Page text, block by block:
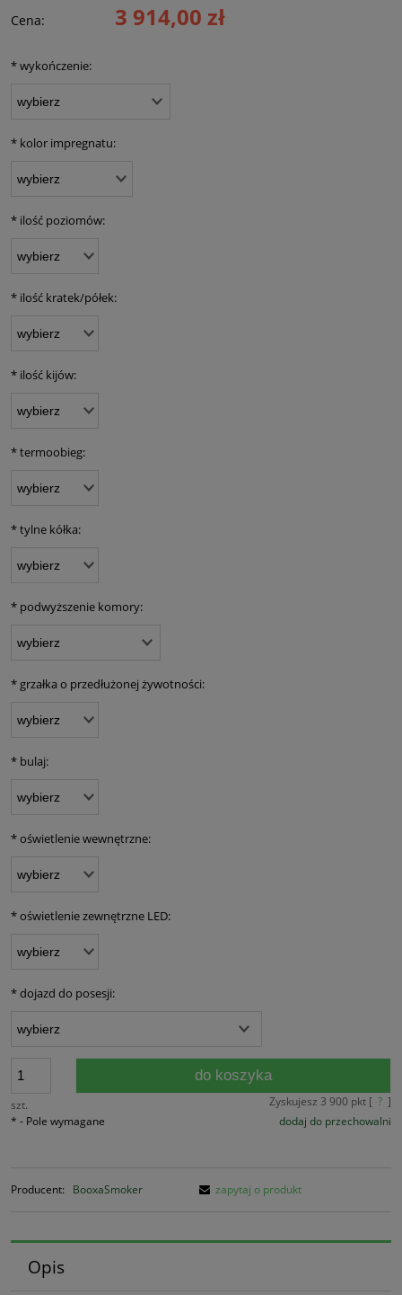
Cena: 3 914,00 zł
*wykończenie:
* kolor impregnatu:
* ilość poziomów:
* ilość kratek/półek:
* ilość kijów:
*termoobieg:
*tylne kółka:
* podwyższenie komory:
* grzałka o przedłużonej żywotności:
* bulaj:
*oświetlenie wewnętrzne:
*oświetlenie zewnętrzne LED:
*dojazd do posesji:
szt.
do koszyka
Zyskujesz 3 900 pkt [ ? ]
dodaj do przechowalni
* - Pole wymagane
Producent: BooxaSmoker zapytaj o produkt
Opis